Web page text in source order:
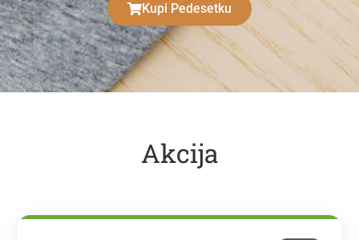
Kupi Pedesetku
Akcija